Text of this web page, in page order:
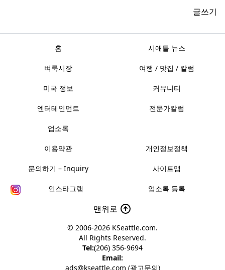
글쓰기
홈 시애틀 뉴스
벼룩시장 여행 / 맛집 / 칼럼
미국 정보 커뮤니티
엔터테인먼트 전문가칼럼
업소록
이용약관 개인정보정책
문의하기 – Inquiry 사이트맵
인스타그램 업소록 등록
맨위로
© 2006-2026 KSeattle.com.
All Rights Reserved.
Tel:(206) 356-9694
Email:
ads@kseattle.com (광고문의)